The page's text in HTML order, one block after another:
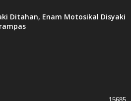
Ditahan, Enam Motosikal Disyaki